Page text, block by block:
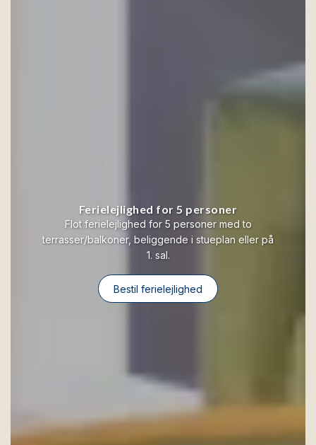
Ferielejlighed for 5 personer
Flot ferielejlighed for 5 personer med to
terrasser/balkoner, beliggende i stueplan eller på
1. sal.
Bestil ferielejlighed